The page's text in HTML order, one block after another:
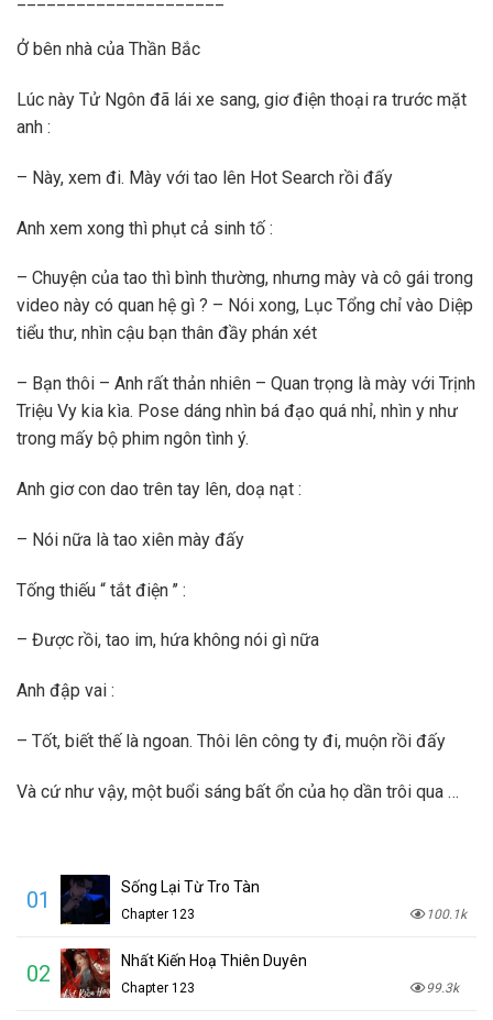
Ở bên nhà của Thần Bắc
Lúc này Tử Ngôn đã lái xe sang, giơ điện thoại ra trước mặt
anh :
– Này, xem đi. Mày với tao lên Hot Search rồi đấy
Anh xem xong thì phụt cả sinh tố :
– Chuyện của tao thì bình thường, nhưng mày và cô gái trong
video này có quan hệ gì ? – Nói xong, Lục Tổng chỉ vào Diệp
tiểu thư, nhìn cậu bạn thân đầy phán xét
– Bạn thôi – Anh rất thản nhiên – Quan trọng là mày với Trịnh
Triệu Vy kia kìa. Pose dáng nhìn bá đạo quá nhỉ, nhìn y như
trong mấy bộ phim ngôn tình ý.
Anh giơ con dao trên tay lên, doạ nạt :
– Nói nữa là tao xiên mày đấy
Tống thiếu “ tắt điện ’’ :
– Được rồi, tao im, hứa không nói gì nữa
Anh đập vai :
– Tốt, biết thế là ngoan. Thôi lên công ty đi, muộn rồi đấy
Và cứ như vậy, một buổi sáng bất ổn của họ dần trôi qua …
01 Sống Lại Từ Tro Tàn
Chapter 123 100.1k
02 Nhất Kiến Hoạ Thiên Duyên
Chapter 123 99.3k